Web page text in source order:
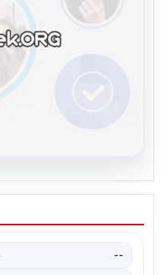
İletişimin Güvenli
Halen…
--